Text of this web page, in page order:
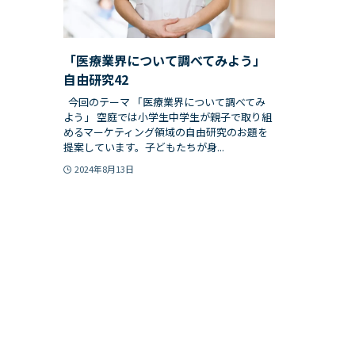
「医療業界について調べてみよう」
自由研究42
今回のテーマ 「医療業界について調べてみ
よう」 空庭では小学生中学生が親子で取り組
めるマーケティング領域の自由研究のお題を
提案しています。子どもたちが身...
2024年8月13日